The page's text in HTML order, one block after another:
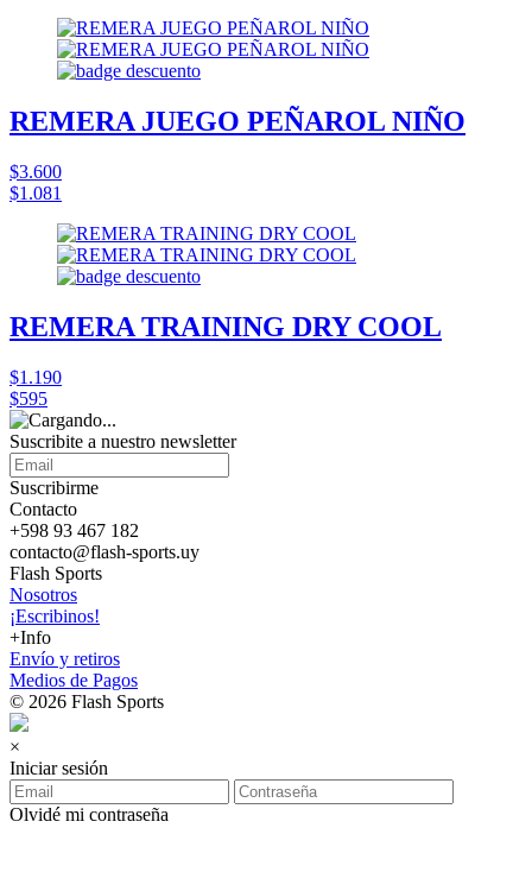
REMERA JUEGO PEÑAROL NIÑO
$3.600
$1.081
REMERA TRAINING DRY COOL
$1.190
$595
Suscribite a nuestro newsletter
Suscribirme
Contacto
+598 93 467 182
contacto@flash-sports.uy
Flash Sports
Nosotros
¡Escribinos!
+Info
Envío y retiros
Medios de Pagos
© 2026 Flash Sports
×
Iniciar sesión
Olvidé mi contraseña